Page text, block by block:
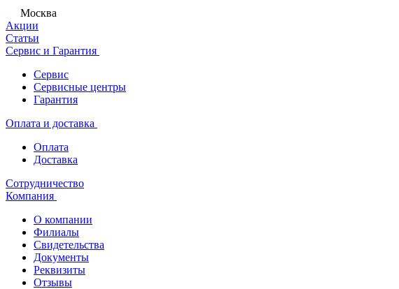
Москва
Акции
Статьи
Сервис и Гарантия
Сервис
Сервисные центры
Гарантия
Оплата и доставка
Оплата
Доставка
Сотрудничество
Компания
О компании
Филиалы
Свидетельства
Документы
Реквизиты
Отзывы